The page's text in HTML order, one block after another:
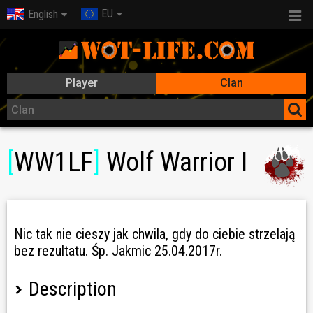
English EU
Player Clan
WW1LF Wolf Warrior I
Nic tak nie cieszy jak chwila, gdy do ciebie strzelają
bez rezultatu. Śp. Jakmic 25.04.2017r.
Description